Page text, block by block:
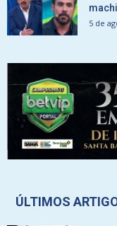
5 de
ÚLTIMOS